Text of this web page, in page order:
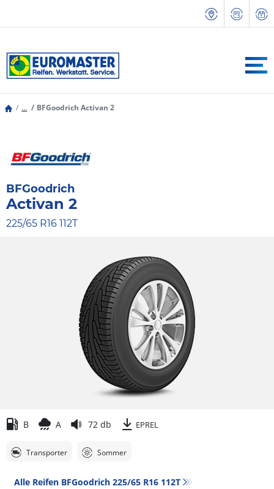
... BFGoodrich Activan 2
BFGoodrich
Activan 2
225/65 R16 112T
B A 72 db EPREL
Transporter Sommer
Alle Reifen BFGoodrich 225/65 R16 112T